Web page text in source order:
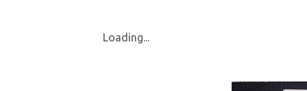
Loading...